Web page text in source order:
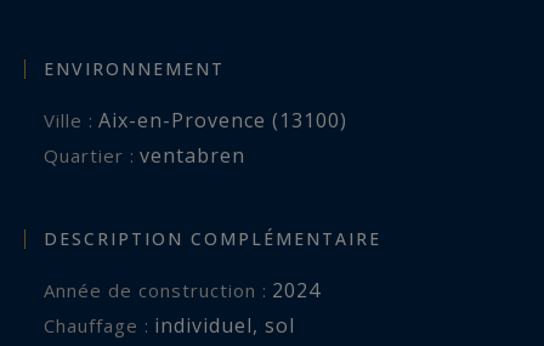
ENVIRONNEMENT
Ville : Aix-en-Provence (13100)
Quartier : ventabren
DESCRIPTION COMPLÉMENTAIRE
Année de construction : 2024
Chauffage : individuel, sol